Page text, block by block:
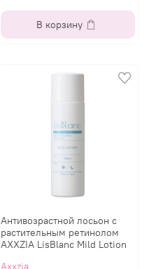
В корзину
Антивозрастной лосьон с
растительным ретинолом
AXXZIA LisBlanc Mild Lotion
Axxzia